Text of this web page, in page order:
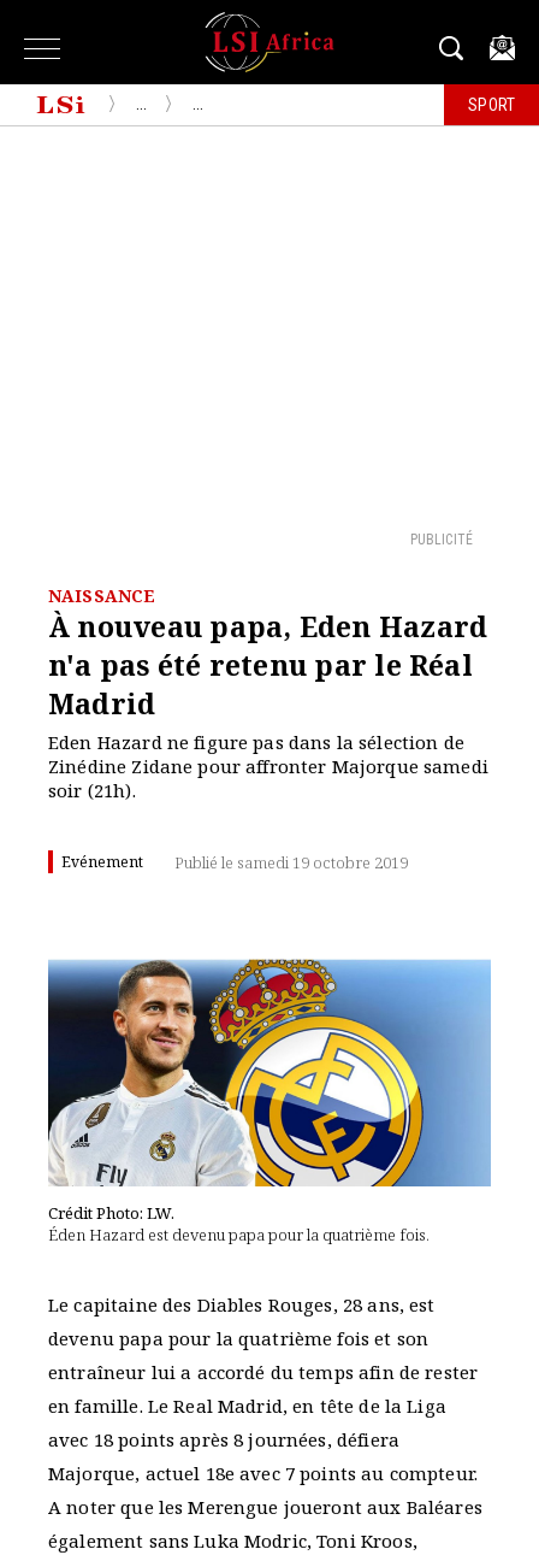
SPORT
PUBLICITÉ
NAISSANCE
À nouveau papa, Eden Hazard
n'a pas été retenu par le Réal
Madrid
Eden Hazard ne figure pas dans la sélection de
Zinédine Zidane pour affronter Majorque samedi
soir (21h).
Evénement Publié le samedi 19 octobre 2019
Crédit Photo: LW.
Éden Hazard est devenu papa pour la quatrième fois.
Le capitaine des Diables Rouges, 28 ans, est
devenu papa pour la quatrième fois et son
entraîneur lui a accordé du temps afin de rester
en famille. Le Real Madrid, en tête de la Liga
avec 18 points après 8 journées, défiera
Majorque, actuel 18e avec 7 points au compteur.
A noter que les Merengue joueront aux Baléares
également sans Luka Modric, Toni Kroos,